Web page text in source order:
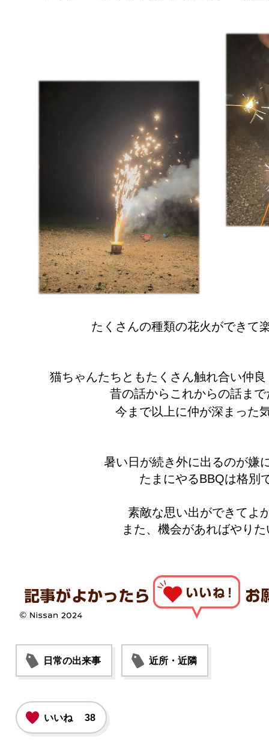
たくさんの種類の花火ができて
猫ちゃんたちともたくさん触れ合い仲
昔の話からこれからの話ま
今まで以上に仲が深まった
暑い日が続き外に出るのが嫌
たまにやるBBQは格別
素敵な思い出ができてよ
また、機会があればやり
日常の出来事 近所・近隣
いいね 38